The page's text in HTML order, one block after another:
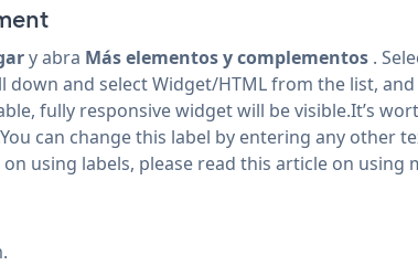
y abra Más elementos y complementos .
down and select Widget/HTMLfrom the list,
fully responsive widget will be visible.It’s
can change this label by entering any
using labels, please read this article on using